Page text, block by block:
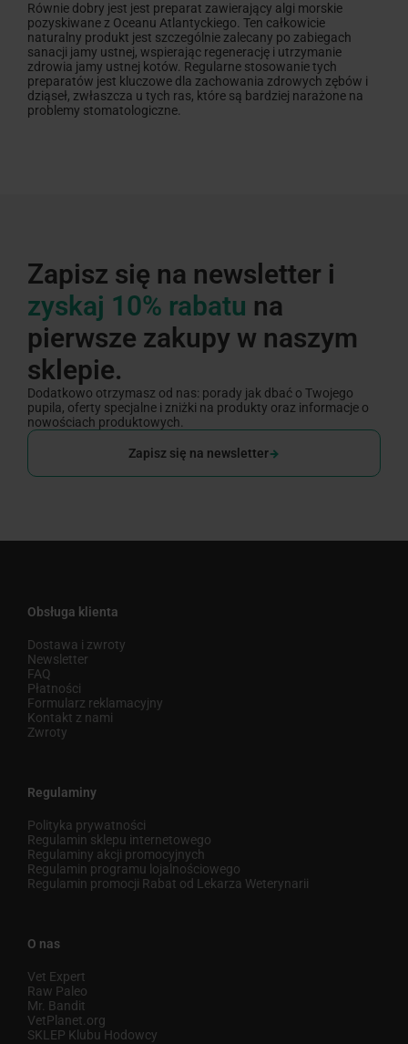
Równie dobry jest jest preparat zawierający algi morskie
pozyskiwane z Oceanu Atlantyckiego. Ten całkowicie
naturalny produkt jest szczególnie zalecany po zabiegach
sanacji jamy ustnej, wspierając regenerację i utrzymanie
zdrowia jamy ustnej kotów. Regularne stosowanie tych
preparatów jest kluczowe dla zachowania zdrowych zębów i
dziąseł, zwłaszcza u tych ras, które są bardziej narażone na
problemy stomatologiczne.
Zapisz się na newsletter i
zyskaj 10% rabatu na
pierwsze zakupy w naszym
sklepie.
Dodatkowo otrzymasz od nas: porady jak dbać o Twojego
pupila, oferty specjalne i zniżki na produkty oraz informacje o
nowościach produktowych.
Zapisz się na newsletter
Obsługa klienta
Dostawa i zwroty
Newsletter
FAQ
Płatności
Formularz reklamacyjny
Kontakt z nami
Zwroty
Regulaminy
Polityka prywatności
Regulamin sklepu internetowego
Regulaminy akcji promocyjnych
Regulamin programu lojalnościowego
Regulamin promocji Rabat od Lekarza Weterynarii
O nas
Vet Expert
Raw Paleo
Mr. Bandit
VetPlanet.org
SKLEP Klubu Hodowcy